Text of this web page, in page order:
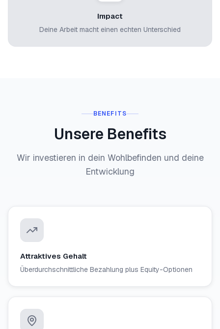
Impact
Deine Arbeit macht einen echten Unterschied
BENEFITS
Unsere Benefits
Wir investieren in dein Wohlbefinden und deine
Entwicklung
Attraktives Gehalt
Überdurchschnittliche Bezahlung plus Equity-Optionen